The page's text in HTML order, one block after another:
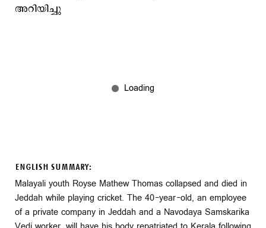
അറിയിച്ചു
ENGLISH SUMMARY:
Malayali youth Royse Mathew Thomas collapsed and died in
Jeddah while playing cricket. The 40-year-old, an employee
of a private company in Jeddah and a Navodaya Samskarika